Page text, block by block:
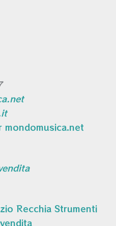
mondomusica.net